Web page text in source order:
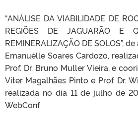
“ANÁLISE DA VIABILIDADE DE
REGIÕES DE JAGUARÃO E
REMINERALIZAÇÃO DE SOLOS”,
Emanuélle Soares Cardozo,
Prof. Dr. Bruno Muller Vieira, e
Viter Magalhães Pinto e Prof. Dr.
realizada no dia 11 de julho de
WebConf